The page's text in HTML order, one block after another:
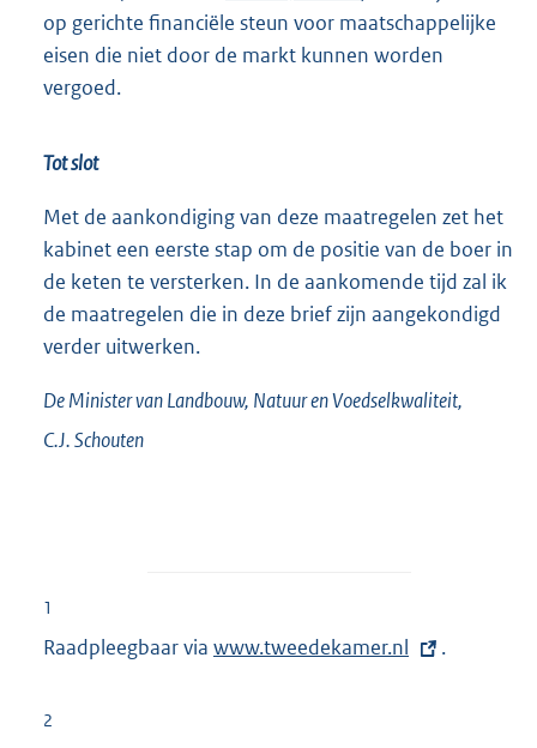
op gerichte financiële steun voor maatschappelijke
eisen die niet door de markt kunnen worden
vergoed.
Tot slot
Met de aankondiging van deze maatregelen zet het
kabinet een eerste stap om de positie van de boer in
de keten te versterken. In de aankomende tijd zal ik
de maatregelen die in deze brief zijn aangekondigd
verder uitwerken.
De Minister van Landbouw, Natuur en Voedselkwaliteit,
C.J.Schouten
1
Raadpleegbaar via E
www.tweedekamer.nl .
2